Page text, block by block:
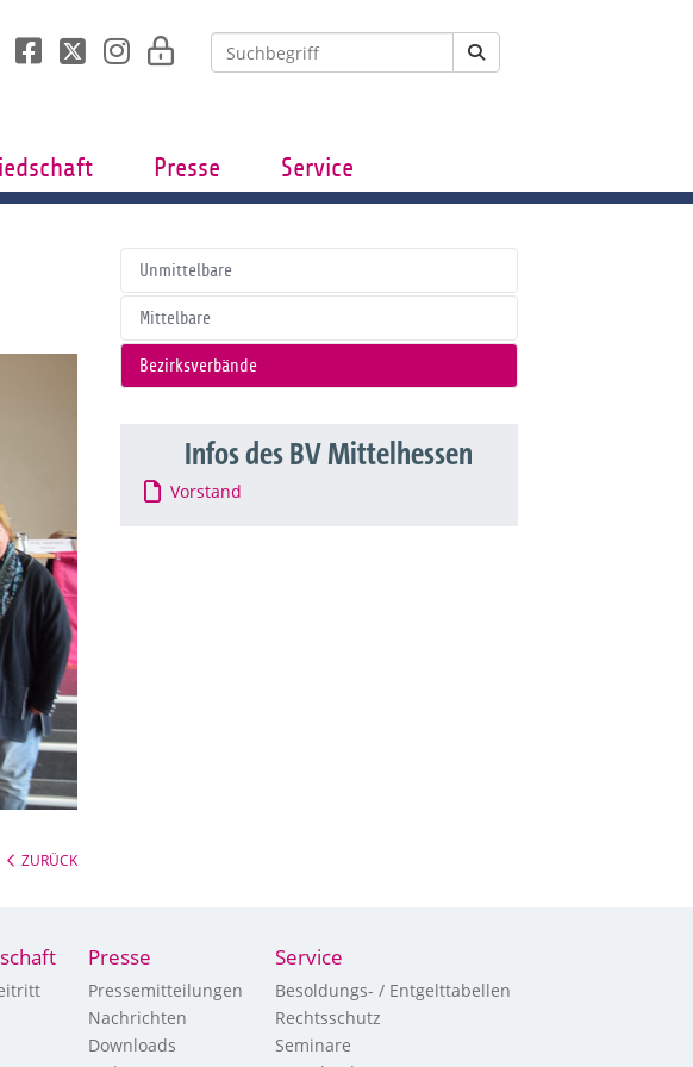
Presse Service
ZURÜCK
Unmittelbare
Mittelbare
Bezirksverbände
Infos des BV Mittelhessen
Vorstand
Presse
Pressemitteilungen
Nachrichten
Downloads
Service
Besoldungs- / Entgelttabellen
Rechtsschutz
Seminare